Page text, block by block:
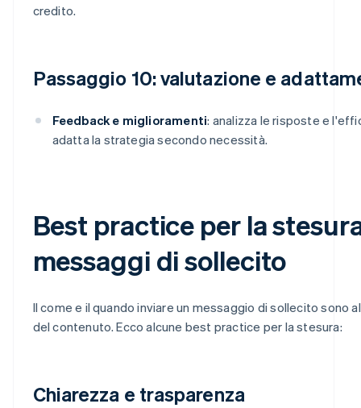
credito.
Passaggio 10: valutazione e
Feedback e miglioramenti: analizza le risposte e
adatta la strategia secondo necessità.
Best practice per la
messaggi di sollecito
Il come e il quando inviare un messaggio di sollecito sono
del contenuto. Ecco alcune best practice per la stesura:
Chiarezza e trasparenza